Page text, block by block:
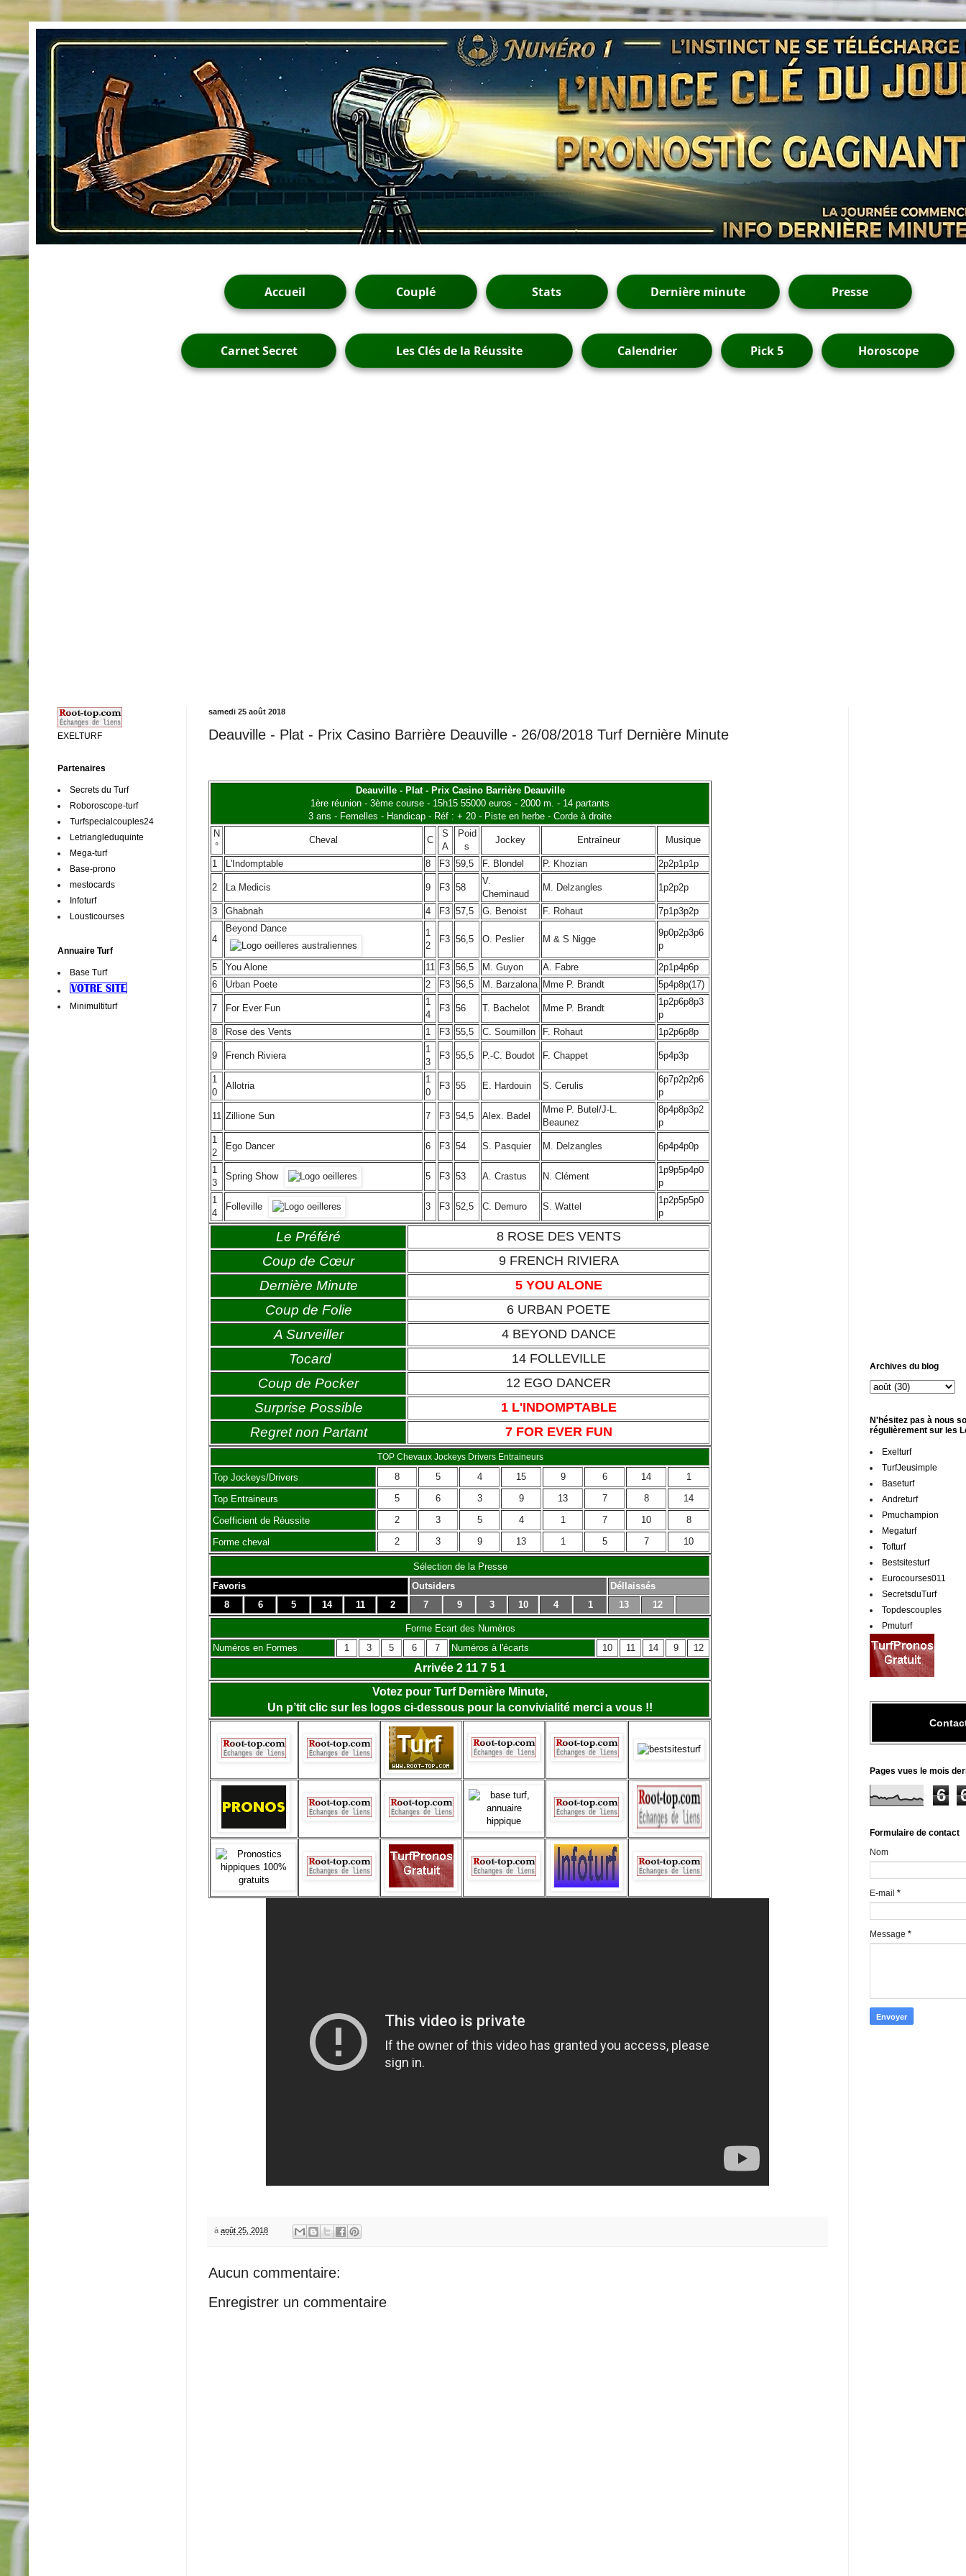
Accueil Couplé Stats Dernière minute Presse
Carnet Secret Les Clés de la Réussite Calendrier Pick 5 Horoscope
samedi 25 août 2018
Deauville - Plat - Prix Casino Barrière Deauville - 26/08/2018 Turf Dernière Minute
Deauville - Plat - Prix Casino Barrière Deauville
1ère réunion - 3ème course - 15h15 55000 euros - 2000 m. - 14 partants
3 ans - Femelles - Handicap - Réf : + 20 - Piste en herbe - Corde à droite
N
°
Cheval C
S
A
Poid
s
Jockey Entraîneur Musique
1 L'Indomptable 8 F3 59,5 F. Blondel P. Khozian 2p2p1p1p
2 La Medicis 9 F3 58
V.
Cheminaud
M. Delzangles 1p2p2p
3 Ghabnah 4 F3 57,5 G. Benoist F. Rohaut 7p1p3p2p
4
Beyond Dance
1
2
F3 56,5 O. Peslier M & S Nigge
9p0p2p3p6
p
5
You Alone 11 F3 56,5 M. Guyon A. Fabre
2p1p4p6p
6
Urban Poete 2 F3 56,5 M. Barzalona Mme P. Brandt 5p4p8p(17)
7 For Ever Fun
1
4
F3 56 T. Bachelot Mme P. Brandt
1p2p6p8p3
p
8
Rose des Vents 1 F3 55,5 C. Soumillon F. Rohaut 1p2p6p8p
9 French Riviera
1
3
F3 55,5 P.-C. Boudot F. Chappet 5p4p3p
1
0
Allotria
1
0
F3 55 E. Hardouin S. Cerulis
6p7p2p2p6
p
11 Zillione Sun 7 F3 54,5 Alex. Badel
Mme P. Butel/J-L.
Beaunez
8p4p8p3p2
p
1
2
Ego Dancer 6 F3 54 S. Pasquier M. Delzangles 6p4p4p0p
1
3
Spring Show 5 F3 53 A. Crastus N. Clément
1p9p5p4p0
p
1
4
Folleville 3 F3 52,5 C. Demuro S. Wattel
1p2p5p5p0
p
Le Préféré 8 ROSE DES VENTS
Coup de Cœur 9 FRENCH RIVIERA
Dernière Minute 5 YOU ALONE
Coup de Folie 6 URBAN POETE
A Surveiller 4 BEYOND DANCE
Tocard 14 FOLLEVILLE
Coup de Pocker 12 EGO DANCER
Surprise Possible 1 L'INDOMPTABLE
Regret non Partant 7 FOR EVER FUN
TOP Chevaux Jockeys Drivers Entraineurs
Top Jockeys/Drivers 8 5 4 15 9 6 14 1
Top Entraineurs 5 6 3 9 13 7 8 14
Coefficient de Réussite 2 3 5 4 1 7 10 8
Forme cheval 2 3 9 13 1 5 7 10
Sélection de la Presse
Favoris
Outsiders
Déllaissés
8
6 5 14 11 2 7 9 3 10 4 1 13 12
Forme Ecart des Numèros
Numéros en Formes
1 3 5 6 7 Numéros à l'écarts 10 11 14 9 12
Arrivée 2 11 7 5 1
Votez pour Turf Dernière Minute,
Un p’tit clic sur les logos ci-dessous pour la convivialité merci a vous !!
à août 25, 2018
Aucun commentaire:
Enregistrer un commentaire
EXELTURF
Partenaires
Secrets du Turf
Roboroscope-turf
Turfspecialcouples24
Letriangleduquinte
Mega-turf
Base-prono
mestocards
Infoturf
Lousticourses
Annuaire Turf
Base Turf
Minimultiturf
Archives du blog
N'hésitez pas à nous
régulièrement sur les
Exelturf
TurfJeusimple
Baseturf
Andreturf
Pmuchampion
Megaturf
Tofturf
Bestsitesturf
Eurocourses011
SecretsduTurf
Topdescouples
Pmuturf
Pages vues le mois
6
Formulaire de contact
Nom
E-mail *
Message *